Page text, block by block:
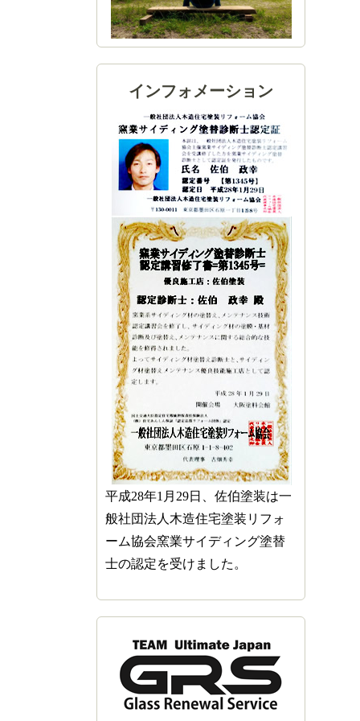
インフォメーション
平成28年1月29日、佐伯塗装は一
般社団法人木造住宅塗装リフォ
ーム協会窯業サイディング塗替
士の認定を受けました。